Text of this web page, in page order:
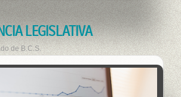
LEGISLATIVA
de B.C.S.